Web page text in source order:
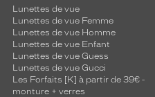
Lunettes de vue
Lunettes de vue Femme
Lunettes de vue Homme
Lunettes de vue Enfant
Lunettes de vue Guess
Lunettes de vue Gucci
Les Forfaits [K] à partir de 39€ -
monture + verres